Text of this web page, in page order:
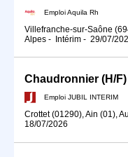
Emploi Aquila Rh
Villefranche-sur-Saône
Alpes - Intérim - 29/07/
Chaudronnier (H/F)
Emploi JUBIL INTERIM
Crottet (01290), Ain (01),
18/07/2026